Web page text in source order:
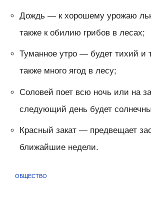
Дождь — к хорошему урожаю
также к обилию грибов в лесах;
Туманное утро — будет тихий и
также много ягод в лесу;
Соловей поет всю ночь или на
следующий день будет
Красный закат — предвещает
ближайшие недели.
ОБЩЕСТВО